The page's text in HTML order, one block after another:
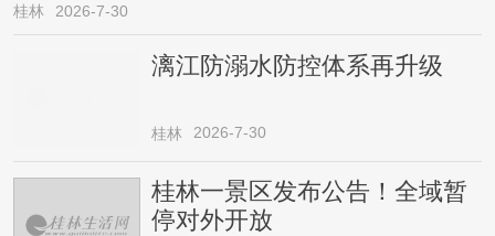
桂林 2026-7-30
漓江防溺水防控体系再升级
桂林 2026-7-30
桂林一景区发布公告！全域暂
停对外开放